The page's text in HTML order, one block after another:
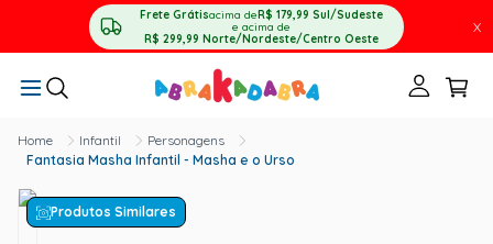
Frete Grátisacima deR$ 179,99 Sul/Sudeste
e acima de
R$ 299,99 Norte/Nordeste/Centro Oeste
X
Infantil
Personagens
Fantasia Masha Infantil - Masha e o Urso
Produtos Similares